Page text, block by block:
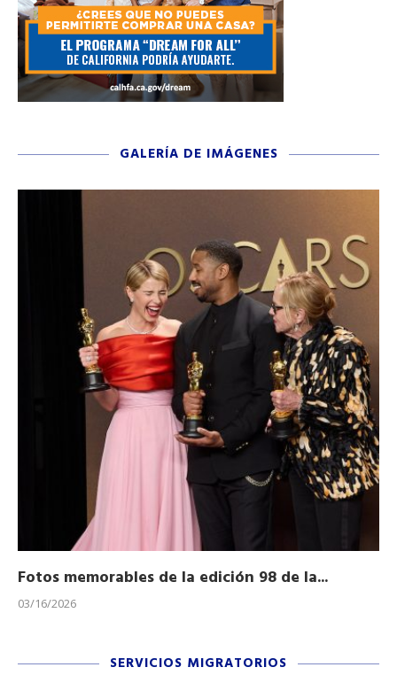
GALERÍA DE IMÁGENES
Fotos memorables de la edición 98 de la...
03/16/2026
SERVICIOS MIGRATORIOS